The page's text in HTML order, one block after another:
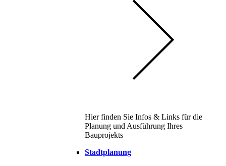
Hier finden Sie Infos & Links für die
Planung und Ausführung Ihres
Bauprojekts
Stadtplanung